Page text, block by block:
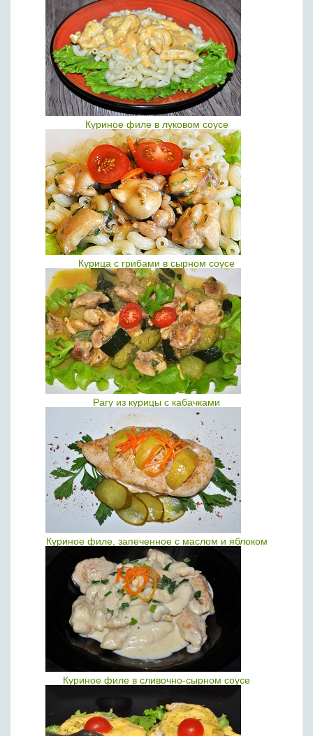
Куриное филе в луковом соусе
Курица с грибами в сырном соусе
Рагу из курицы с кабачками
Куриное филе, запеченное с маслом и яблоком
Куриное филе в сливочно-сырном соусе